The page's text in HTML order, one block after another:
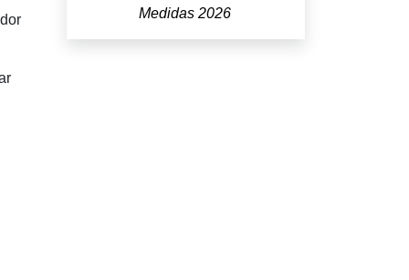
Medidas 2026